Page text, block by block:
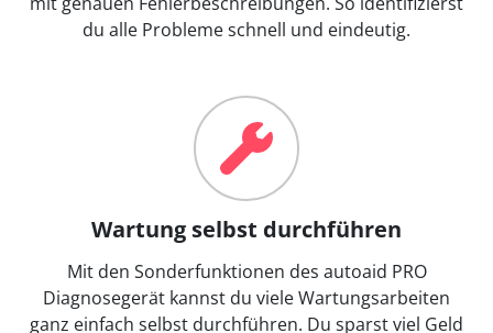
du alle Probleme schnell und eindeutig.
Wartung selbst durchführen
Mit den Sonderfunktionen des autoaid PRO
Diagnosegerät kannst du viele Wartungsarbeiten
ganz einfach selbst durchführen. Du sparst viel Geld